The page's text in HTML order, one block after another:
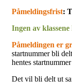
Påmeldingsfrist:
Ingen av
Påmeldingen er
startnummer bli
hentes
Det vil bli delt ut